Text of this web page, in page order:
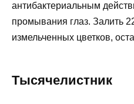
антибактериальным
промывания глаз. Залить
измельченных цветков,
Тысячелистник